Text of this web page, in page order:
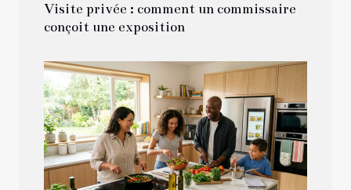
Visite privée : comment un commissaire
conçoit une exposition